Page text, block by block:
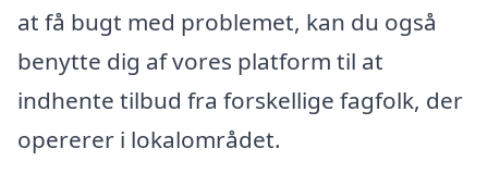
at få bugt med problemet, kan du også
benytte dig af vores platform til at
indhente tilbud fra forskellige fagfolk, der
opererer i lokalområdet.